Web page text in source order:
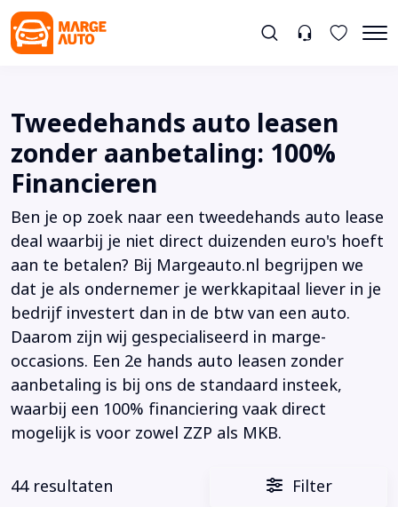
Tweedehands auto leasen
zonder aanbetaling: 100%
Financieren
Ben je op zoek naar een tweedehands auto lease
deal waarbij je niet direct duizenden euro's hoeft
aan te betalen? Bij Margeauto.nl begrijpen we
dat je als ondernemer je werkkapitaal liever in je
bedrijf investert dan in de btw van een auto.
Daarom zijn wij gespecialiseerd in marge-
occasions. Een 2e hands auto leasen zonder
aanbetaling is bij ons de standaard insteek,
waarbij een 100% financiering vaak direct
mogelijk is voor zowel ZZP als MKB.
44 resultaten Filter